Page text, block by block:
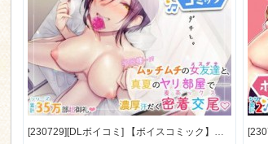
[230729][DLボイコミ] 【ボイスコミック】メスダチと。 [19M] [RJ01080716]